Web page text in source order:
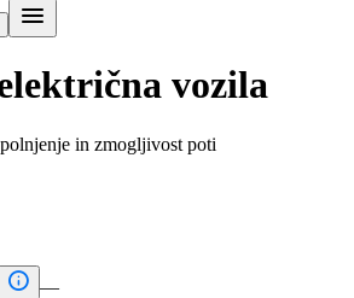

vozila
in zmogljivost poti
 —